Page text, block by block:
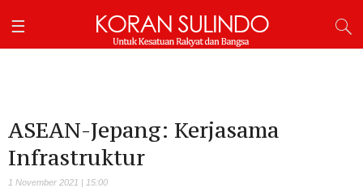
ASEAN-Jepang: Kerjasama
Infrastruktur
1 November 2021 | 15:00